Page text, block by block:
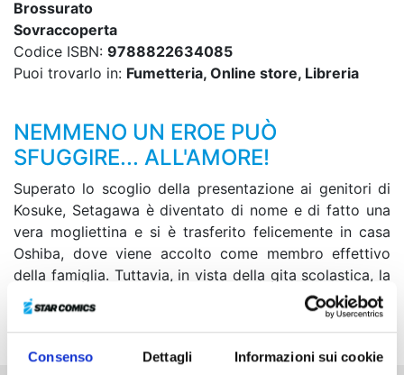
Consenso Dettagli Informazioni sui cookie
Brossurato
Sovraccoperta
Codice ISBN: 9788822634085
Puoi trovarlo in: Fumetteria, Online store, Libreria
NEMMENO UN EROE PUÒ
SFUGGIRE... ALL'AMORE!
Superato lo scoglio della presentazione ai genitori di
Kosuke, Setagawa è diventato di nome e di fatto una
vera mogliettina e si è trasferito felicemente in casa
Oshiba, dove viene accolto come membro effettivo
della famiglia. Tuttavia, in vista della gita scolastica, la
vita della nostra coppietta sta per essere nuovamente
sconvolta…